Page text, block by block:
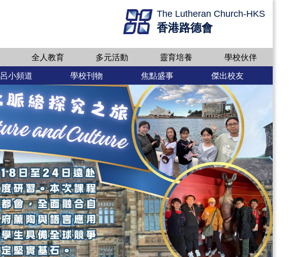
The Lutheran Church-HKS
香港路德會
全人教育 多元活動 靈育培養 學校伙伴
呂小頻道 學校刊物 焦點盛事 傑出校友